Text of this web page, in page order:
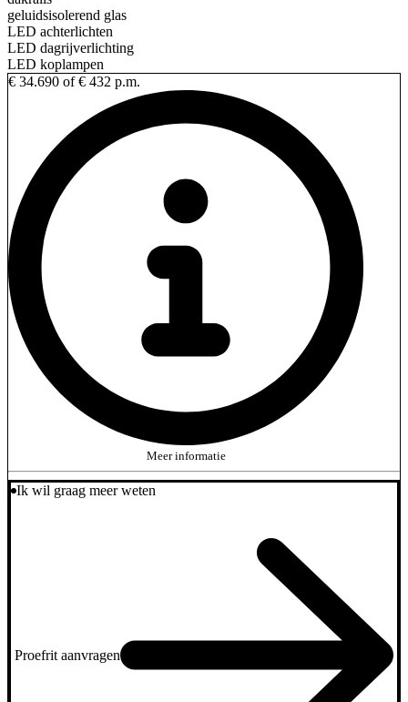
geluidsisolerend glas
LED achterlichten
LED dagrijverlichting
LED koplampen
€ 34.690 of € 432 p.m.
Meer informatie
Ik wil graag meer weten
Proefrit aanvragen